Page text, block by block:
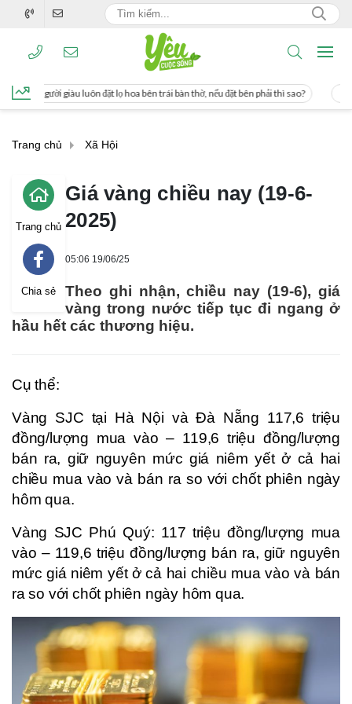
lọ hoa bên trái bàn thờ, nếu đặt bên phải thì sao? Cách uống nước mía
Trang chủ Xã Hội
Trang chủ
Chia sẻ
Giá vàng chiều nay (19-6-
2025)
05:06 19/06/25
Theo ghi nhận, chiều nay (19-6), giá
vàng trong nước tiếp tục đi ngang ở
hầu hết các thương hiệu.
Cụ thể:
Vàng SJC tại Hà Nội và Đà Nẵng 117,6 triệu
đồng/lượng mua vào – 119,6 triệu đồng/lượng
bán ra, giữ nguyên mức giá niêm yết ở cả hai
chiều mua vào và bán ra so với chốt phiên ngày
hôm qua.
Vàng SJC Phú Quý: 117 triệu đồng/lượng mua
vào – 119,6 triệu đồng/lượng bán ra, giữ nguyên
mức giá niêm yết ở cả hai chiều mua vào và bán
ra so với chốt phiên ngày hôm qua.